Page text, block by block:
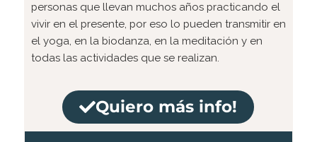
personas que llevan muchos años practicando el
vivir en el presente, por eso lo pueden transmitir en
el yoga, en la biodanza, en la meditación y en
todas las actividades que se realizan.
Quiero más info!